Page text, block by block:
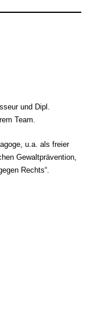
und Dipl.
Team.
u.a. als freier
Gewaltprävention,
Rechts“.